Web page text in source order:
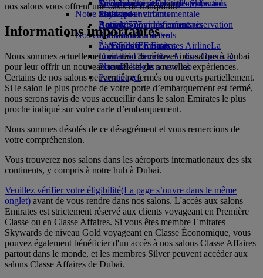
Boissons
Notre flotte
Boeing 777
L’A380 d’Emirates
L’A350 d’Emirates
Emirates Executive
Plan des sièges
Divertissements pour les enfants
Jouets pour enfants
Activités pour les enfants
La durabilité en pratique
Politique environnementale
Rapports environnementaux
Nos communautés
La Fondation Emirates AirlineLa
Fondation Emirates Airline Opens an
external link in a new tab
Parrainages
Se connecter à Emirates Skywards
Skywards+
Téléphone portable et l'application
Emirates
Annuler ou modifier une réservation
Perturbations de vols
À propos d’Emirates
nos salons vous offrent une oasis de tranquillité
Informations importantes
Nous sommes actuellement en train de rénover nos salons à Dubai
pour leur offrir un nouveau souffle et de nouvelles expériences.
Certains de nos salons peuvent être fermés ou ouverts partiellement.
Si le salon le plus proche de votre porte d’embarquement est fermé,
nous serons ravis de vous accueillir dans le salon Emirates le plus
proche indiqué sur votre carte d’embarquement.
Nous sommes désolés de ce désagrément et vous remercions de
votre compréhension.
Vous trouverez nos salons dans les aéroports internationaux des six
continents, y compris à notre hub à Dubai.
Veuillez vérifier votre éligibilité(La page s’ouvre dans le même
onglet) avant de vous rendre dans nos salons. L'accès aux salons
Emirates est strictement réservé aux clients voyageant en Première
Classe ou en Classe Affaires. Si vous êtes membre Emirates
Skywards de niveau Gold voyageant en Classe Économique, vous
pouvez également bénéficier d'un accès à nos salons Classe Affaires
partout dans le monde, et les membres Silver peuvent accéder aux
salons Classe Affaires de Dubai.